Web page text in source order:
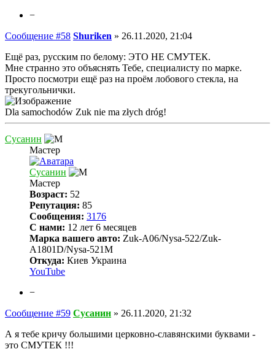
−
Сообщение #58 Shuriken » 26.11.2020, 21:04
Ещё раз, русским по белому: ЭТО НЕ СМУТЕК.
Мне странно это объяснять Тебе, специалисту по марке.
Просто посмотри ещё раз на проём лобового стекла, на
трекугольнички.
Dla samochodów Zuk nie ma złych dróg!
Сусанин
Мастер
Сусанин
Мастер
Возраст: 52
Репутация: 85
Сообщения: 3176
С нами: 12 лет 6 месяцев
Марка вашего авто: Zuk-A06/Nysa-522/Zuk-
A1801D/Nysa-521M
Откуда: Киев Украина
YouTube
−
Сообщение #59 Сусанин » 26.11.2020, 21:32
А я тебе кричу большими церковно-славянскими буквами -
это СМУТЕК !!!